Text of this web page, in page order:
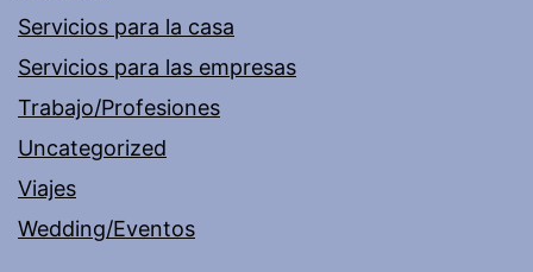
Servicios para la casa
Servicios para las empresas
Trabajo/Profesiones
Uncategorized
Viajes
Wedding/Eventos